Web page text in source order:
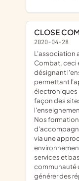
CLOSE
2020-04-28
l'association a pour objet la formation en ligne du Close
Combat, ceci
désignant
permettant
électroniques
façon des
Nos
via une
services et
communauté
générer des